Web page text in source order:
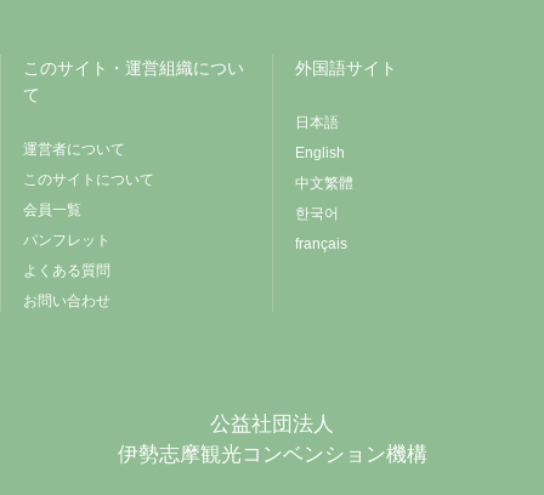
このサイト・運営組織につい
て
運営者について
このサイトについて
会員一覧
パンフレット
よくある質問
お問い合わせ
外国語サイト
日本語
English
中文繁體
한국어
français
公益社団法人
伊勢志摩観光コンベンション機構